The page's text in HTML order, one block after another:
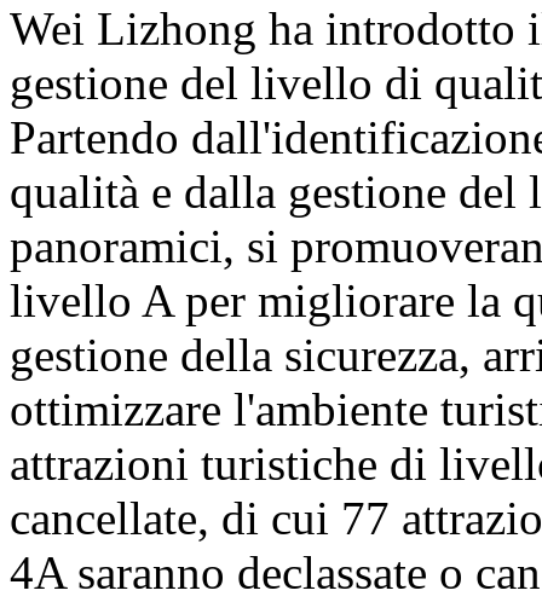
Wei Lizhong ha introdotto
gestione del livello di
Partendo
qualità e dalla gestione
panoramici, si
livello A per migliorare la
gestione della sicurezza,
ottimizzare l'ambiente
attrazioni turistiche di
cancellate, di cui 77
4A saranno declassate o